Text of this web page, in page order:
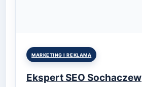
Posted
MARKETING I REKLAMA
Ekspert SEO Sochaczew